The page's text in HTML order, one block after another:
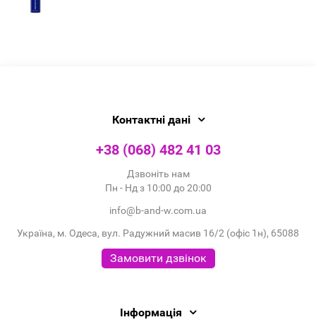
Контактні дані
+38 (068) 482 41 03
Дзвоніть нам
Пн - Нд з 10:00 до 20:00
info@b-and-w.com.ua
Україна, м. Одеса, вул. Радужний масив 16/2 (офіс 1н), 65088
Замовити дзвінок
Інформація